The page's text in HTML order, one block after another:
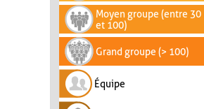
Moyen groupe (entre 30
et 100)
Grand groupe (> 100)
Équipe